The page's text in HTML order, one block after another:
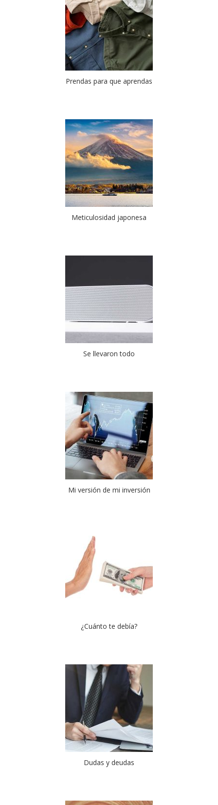
Prendas para que aprendas
Meticulosidad japonesa
Se llevaron todo
Mi versión de mi inversión
¿Cuánto te debía?
Dudas y deudas